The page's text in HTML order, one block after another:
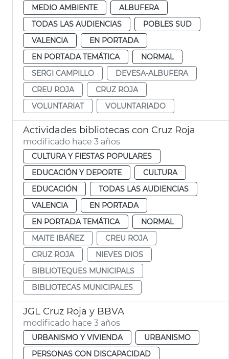
MEDIO AMBIENTE
ALBUFERA
TODAS LAS AUDIENCIAS
POBLES SUD
VALENCIA
EN PORTADA
EN PORTADA TEMÁTICA
NORMAL
SERGI CAMPILLO
DEVESA-ALBUFERA
CREU ROJA
CRUZ ROJA
VOLUNTARIAT
VOLUNTARIADO
Actividades bibliotecas con Cruz Roja
modificado hace 3 años
CULTURA Y FIESTAS POPULARES
EDUCACIÓN Y DEPORTE
CULTURA
EDUCACIÓN
TODAS LAS AUDIENCIAS
VALENCIA
EN PORTADA
EN PORTADA TEMÁTICA
NORMAL
MAITE IBÁÑEZ
CREU ROJA
CRUZ ROJA
NIEVES DIOS
BIBLIOTEQUES MUNICIPALS
BIBLIOTECAS MUNICIPALES
JGL Cruz Roja y BBVA
modificado hace 3 años
URBANISMO Y VIVIENDA
URBANISMO
PERSONAS CON DISCAPACIDAD